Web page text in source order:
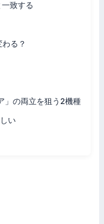
致する
る？
」の両立を狙う2機種
い